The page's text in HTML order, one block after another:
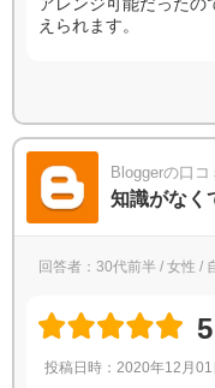
えられます。
Bloggerの口コ
知識がなく
回答者：30代前半 / 女性 /
5
投稿日時：2020年12月01